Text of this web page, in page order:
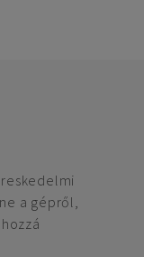
a gépről,